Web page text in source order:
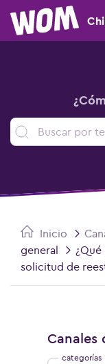
Inicio
general
solicitud de
Canales